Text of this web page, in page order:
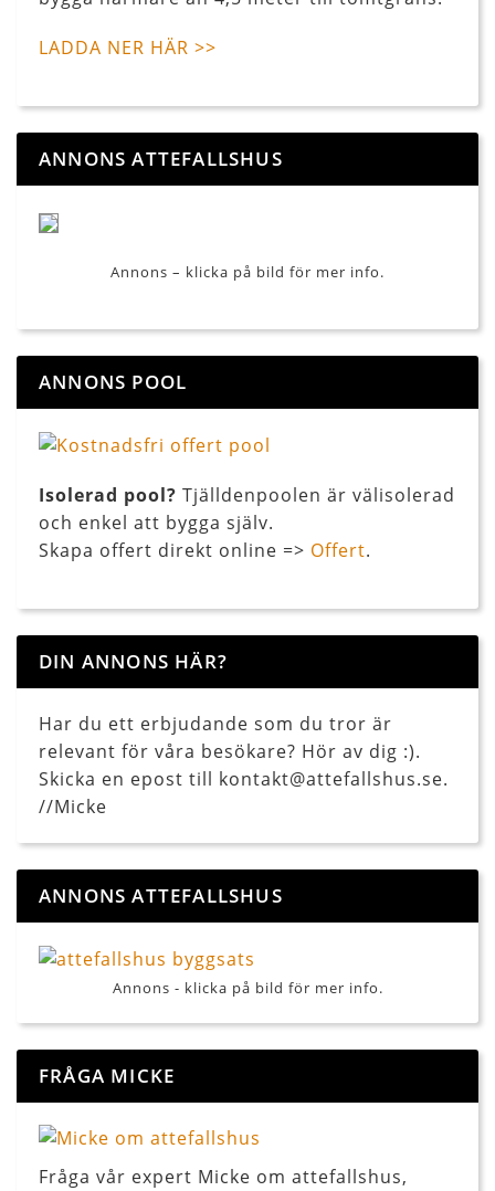
LADDA NER HÄR >>
ANNONS ATTEFALLSHUS
Annons – klicka på bild för mer info.
ANNONS POOL
Isolerad pool? Tjälldenpoolen är välisolerad
och enkel att bygga själv.
Skapa offert direkt online => Offert.
DIN ANNONS HÄR?
Har du ett erbjudande som du tror är
relevant för våra besökare? Hör av dig :).
Skicka en epost till kontakt@attefallshus.se.
//Micke
ANNONS ATTEFALLSHUS
Annons - klicka på bild för mer info.
FRÅGA MICKE
Fråga vår expert Micke om attefallshus,